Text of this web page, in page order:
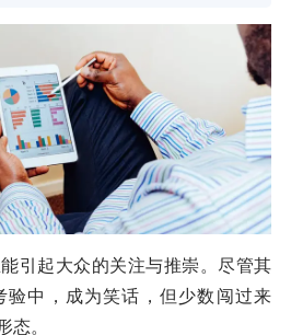
引起大众的关注与推崇。尽管其
验中，成为笑话，但少数闯过来
态。